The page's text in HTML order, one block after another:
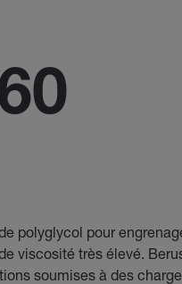
polyglycol pour
viscosité très élevé.
soumises à des